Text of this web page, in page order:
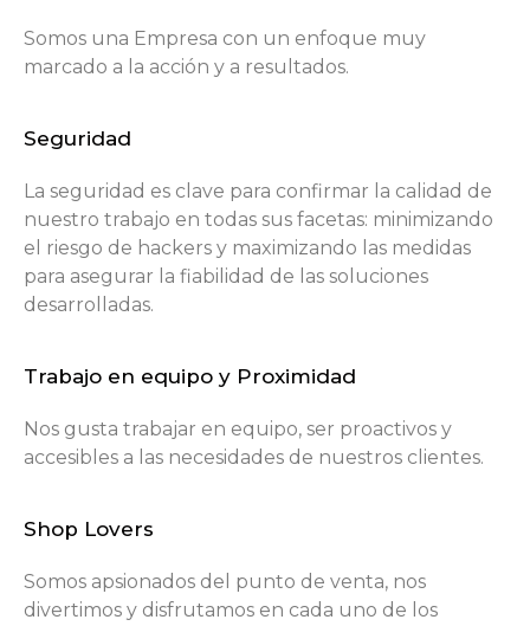
Somos una Empresa con un enfoque muy
marcado a la acción y a resultados.
Seguridad
La seguridad es clave para confirmar la calidad de
nuestro trabajo en todas sus facetas: minimizando
el riesgo de hackers y maximizando las medidas
para asegurar la fiabilidad de las soluciones
desarrolladas.
Trabajo en equipo y Proximidad
Nos gusta trabajar en equipo, ser proactivos y
accesibles a las necesidades de nuestros clientes.
Shop Lovers
Somos apsionados del punto de venta, nos
divertimos y disfrutamos en cada uno de los